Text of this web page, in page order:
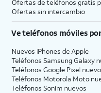
Ofertas de teléfonos gratis
Ofertas sin intercambio
Ve teléfonos móviles
Nuevos iPhones de Apple
Teléfonos Samsung Galaxy
Teléfonos Google Pixel
Teléfonos Motorola Moto
Teléfonos Sonim nuevos